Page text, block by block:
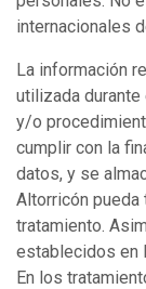
internacionales
La información
utilizada
y/o
cumplir con la
datos, y se
Altorricón
tratamiento.
establecidos en
En los